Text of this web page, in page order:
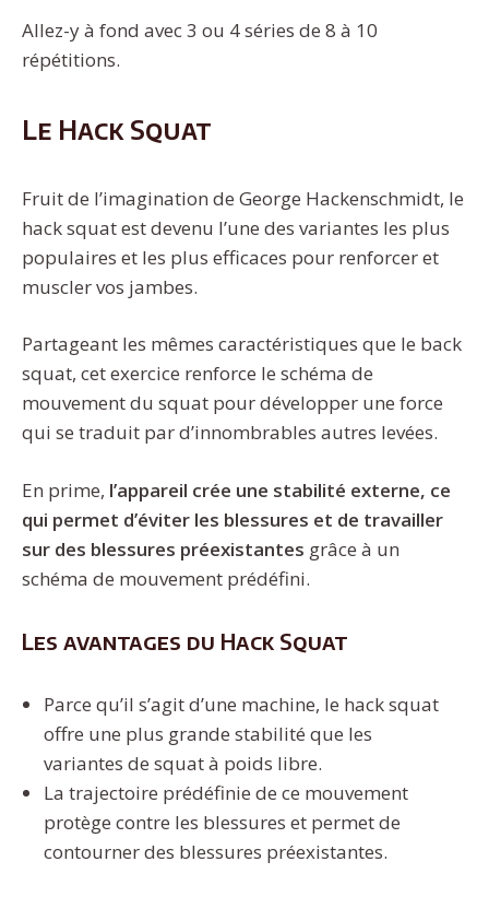
Allez-y à fond avec 3 ou 4 séries de 8 à 10
répétitions.
Le Hack Squat
Fruit de l’imagination de George Hackenschmidt, le
hack squat est devenu l’une des variantes les plus
populaires et les plus efficaces pour renforcer et
muscler vos jambes.
Partageant les mêmes caractéristiques que le back
squat, cet exercice renforce le schéma de
mouvement du squat pour développer une force
qui se traduit par d’innombrables autres levées.
En prime, l’appareil crée une stabilité externe, ce
qui permet d’éviter les blessures et de travailler
sur des blessures préexistantes grâce à un
schéma de mouvement prédéfini.
Les avantages du Hack Squat
Parce qu’il s’agit d’une machine, le hack squat
offre une plus grande stabilité que les
variantes de squat à poids libre.
La trajectoire prédéfinie de ce mouvement
protège contre les blessures et permet de
contourner des blessures préexistantes.